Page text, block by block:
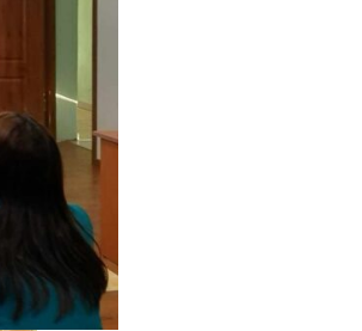
төслүүд